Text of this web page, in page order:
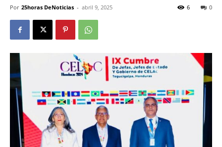
Por 25horas DeNoticias - abril 9, 2025 0
6